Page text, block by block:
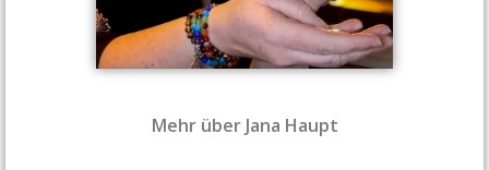
Mehr über Jana Haupt